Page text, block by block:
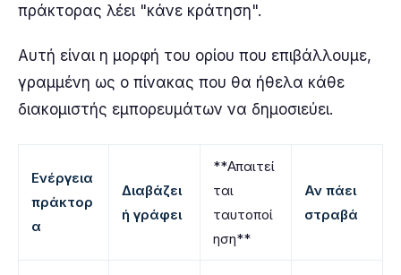
πράκτορας λέει "κάνε κράτηση".
Αυτή είναι η μορφή του ορίου που επιβάλλουμε,
γραμμένη ως ο πίνακας που θα ήθελα κάθε
διακομιστής εμπορευμάτων να δημοσιεύει.
Ενέργεια
πράκτορ
α
Διαβάζει
ή γράφει
**Απαιτεί
ται
ταυτοποί
ηση**
Αν πάει
στραβά